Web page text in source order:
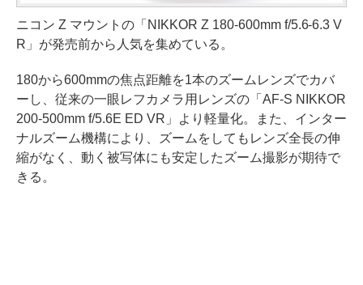
ニコン Z マウントの「NIKKOR Z 180-600mm f/5.6-6.3 V
R」が発売前から人気を集めている。
180から600mmの焦点距離を1本のズームレンズでカバ
ーし、従来の一眼レフカメラ用レンズの「AF-S NIKKOR
200-500mm f/5.6E ED VR」より軽量化。また、インター
ナルズーム機構により、ズームをしてもレンズ全長の伸
縮がなく、動く被写体にも安定したズーム撮影が期待で
きる。